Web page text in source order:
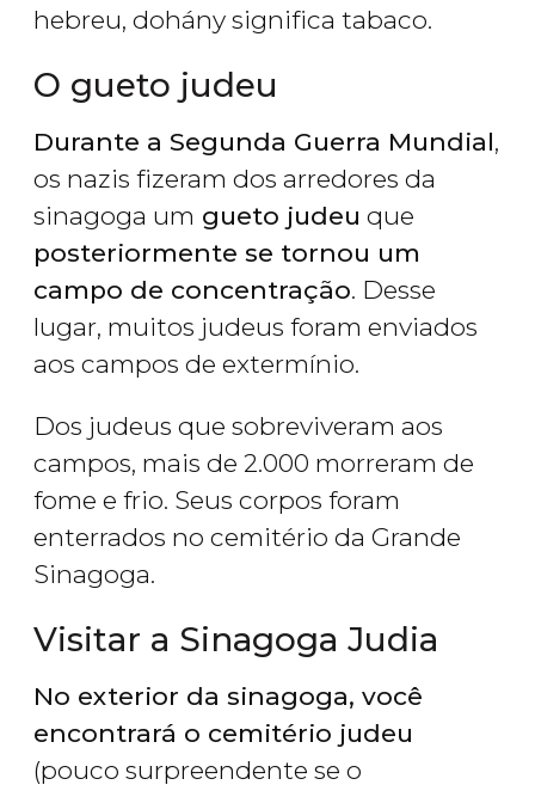
hebreu, dohány significa tabaco.
O gueto judeu
Durante a Segunda Guerra Mundial,
os nazis fizeram dos arredores da
sinagoga um gueto judeu que
posteriormente se tornou um
campo de concentração. Desse
lugar, muitos judeus foram enviados
aos campos de extermínio.
Dos judeus que sobreviveram aos
campos, mais de 2.000 morreram de
fome e frio. Seus corpos foram
enterrados no cemitério da Grande
Sinagoga.
Visitar a Sinagoga Judia
No exterior da sinagoga, você
encontrará o cemitério judeu
(pouco surpreendente se o